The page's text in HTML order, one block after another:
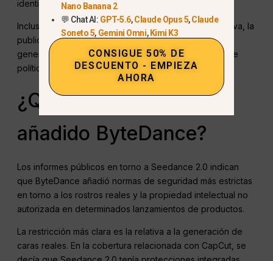
identidad.
Incluso cuando la intención de un creador es inofensiva, la
publicación sin permiso de contenidos similares
generados por IA puede crear problemas legales y de
política de plataformas.
¿Qué restricciones ha
añadido ByteDance?
Los informes públicos en torno a Seedance 2.0 indican
que ByteDance añadió normas de seguridad más estrictas
en torno a los rostros reales y la propiedad intelectual no
autorizada en determinados lanzamientos de productos.
La restricción más clara es la relativa a la generación de
caras reales. En la cobertura relacionada con CapCut, se
Nano Banana 2
💬 Chat AI: GPT-5.6,Claude Opus 5,Claude
Soneto 5, Gemini Omni, Kimi K3
CONSIGUE 50% DE
DESCUENTO - EMPIEZA
AHORA